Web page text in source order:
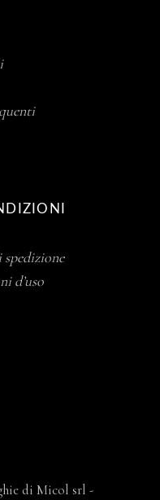
spedizione
d’uso
di Micol srl -